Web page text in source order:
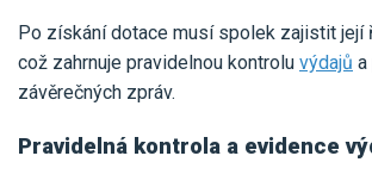
Po získání dotace musí spolek zajistit její
což zahrnuje pravidelnou kontrolu výdajů a
závěrečných zpráv.
Pravidelná kontrola a evidence